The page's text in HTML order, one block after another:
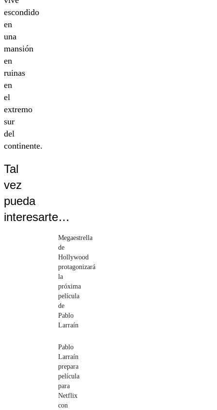
escondido
en
una
mansión
en
ruinas
en
el
extremo
sur
del
continente.
Tal
vez
pueda
interesarte…
Megaestrella
de
Hollywood
protagonizará
la
próxima
película
de
Pablo
Larraín
Pablo
Larraín
prepara
película
para
Netflix
con